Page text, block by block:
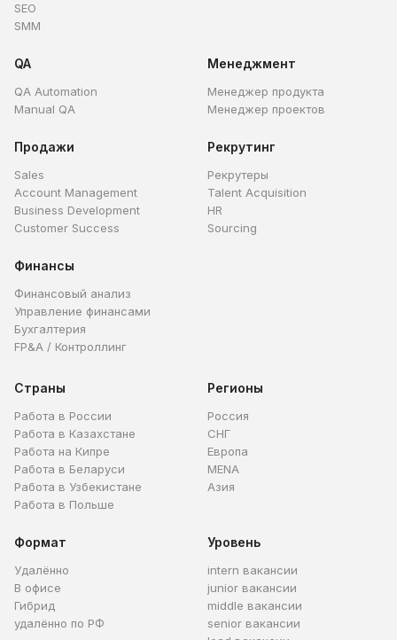
SEO
SMM
QA
QA Automation
Manual QA
Менеджмент
Менеджер продукта
Менеджер проектов
Продажи
Sales
Account Management
Business Development
Customer Success
Рекрутинг
Рекрутеры
Talent Acquisition
HR
Sourcing
Финансы
Финансовый анализ
Управление финансами
Бухгалтерия
FP&A / Контроллинг
Страны
Работа в России
Работа в Казахстане
Работа на Кипре
Работа в Беларуси
Работа в Узбекистане
Работа в Польше
Регионы
Россия
СНГ
Европа
MENA
Азия
Формат
Удалённо
В офисе
Гибрид
удалённо по РФ
Уровень
intern вакансии
junior вакансии
middle вакансии
senior вакансии